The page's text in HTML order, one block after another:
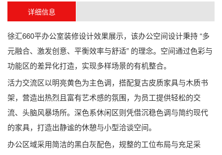
详细信息
徐汇660平办公室装修设计效果展示，该办公空间设计秉持 “多
元融合、激发创意、平衡效率与舒适” 的理念。空间通过色彩与
功能区的差异化打造，实现多样场景的有机整合。
活力交流区以明亮黄色为主色调，搭配复古皮质家具与木质书
架，营造出热烈且富有艺术感的氛围，为员工提供轻松的交
流、头脑风暴场所。深色系休闲区则凭借沉稳色调与简约现代
的家具，打造出静谧的休憩与小型洽谈空间。
办公区域采用简洁的黑白灰配色，规整的工位布局与充足采